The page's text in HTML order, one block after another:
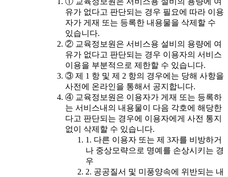
유가 없다고 판단되는 경우 필요에 따라 이용
자가 게재 또는 등록한 내용물을 삭제할 수
있습니다.
② 교육정보원은 서비스용 설비의 용량에 여
유가 없다고 판단되는 경우 이용자의 서비스
이용을 부분적으로 제한할 수 있습니다.
③ 제 1 항 및 제 2 항의 경우에는 당해 사항을
사전에 온라인을 통해서 공지합니다.
④ 교육정보원은 이용자가 게재 또는 등록하
는 서비스내의 내용물이 다음 각호에 해당한
다고 판단되는 경우에 이용자에게 사전 통지
없이 삭제할 수 있습니다.
1. 다른 이용자 또는 제 3자를 비방하거
나 중상모략으로 명예를 손상시키는 경
우
2. 공공질서 및 미풍양속에 위반되는 내